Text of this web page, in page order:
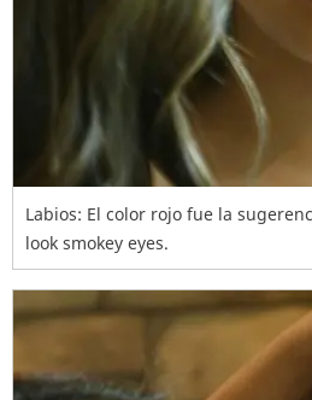
Labios: El color rojo fue la
look smokey eyes.